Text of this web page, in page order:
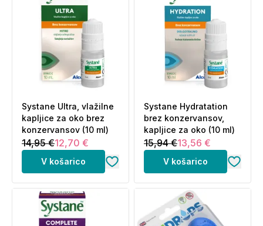
Systane Ultra, vlažilne
kapljice za oko brez
konzervansov (10 ml)
14,95 €12,70 €
V košarico
Systane Hydratation
brez konzervansov,
kapljice za oko (10 ml)
15,94 €13,56 €
V košarico